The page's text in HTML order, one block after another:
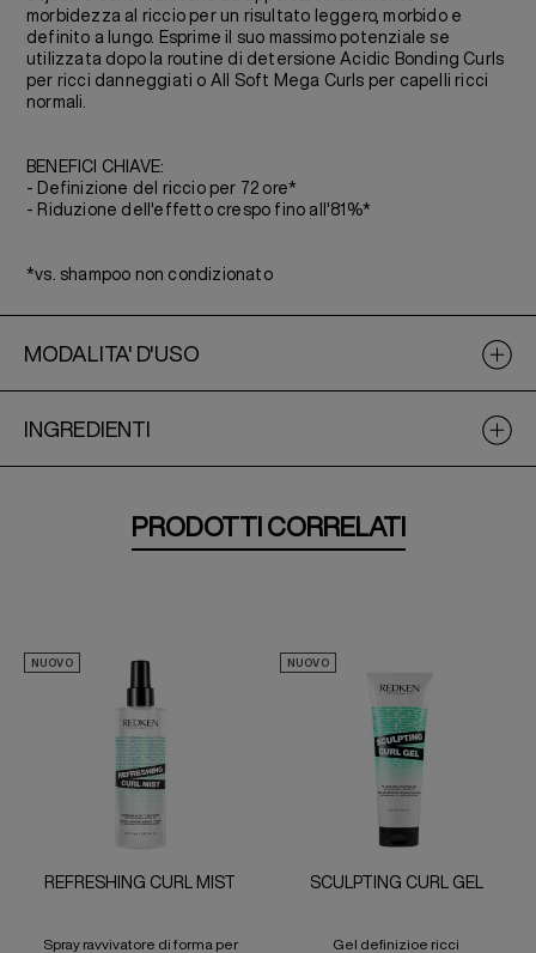
morbidezza al riccio per un risultato leggero, morbido e
definito a lungo. Esprime il suo massimo potenziale se
utilizzata dopo la routine di detersione Acidic Bonding Curls
per ricci danneggiati o All Soft Mega Curls per capelli ricci
normali.
BENEFICI CHIAVE:
- Definizione del riccio per 72 ore*
- Riduzione dell'effetto crespo fino all'81%*
*vs. shampoo non condizionato
MODALITA' D'USO
INGREDIENTI
PRODOTTI CORRELATI
NUOVO
REFRESHING CURL MIST
Spray ravvivatore di forma per
NUOVO
SCULPTING CURL GEL
Gel definizioe ricci